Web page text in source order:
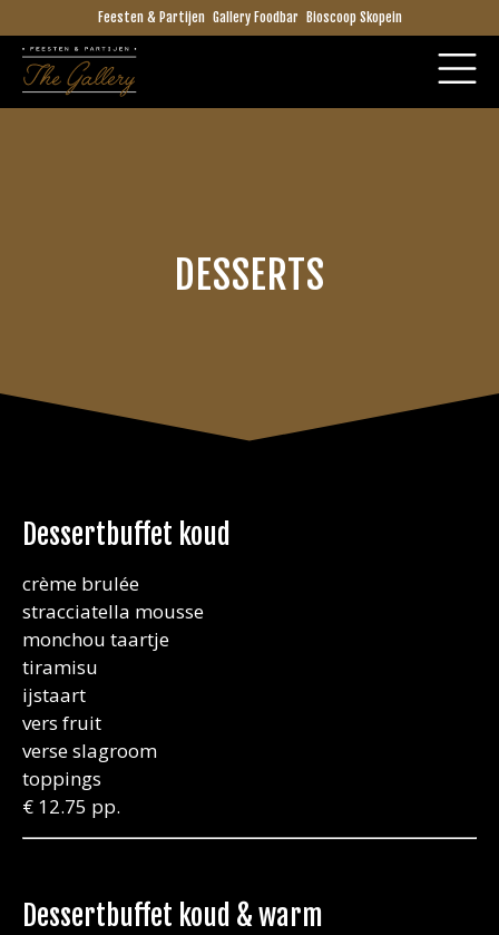
Feesten & Partijen Gallery Foodbar Bioscoop Skopein
DESSERTS
Dessertbuffet koud
crème brulée
stracciatella mousse
monchou taartje
tiramisu
ijstaart
vers fruit
verse slagroom
toppings
€ 12.75 pp.
Dessertbuffet koud & warm